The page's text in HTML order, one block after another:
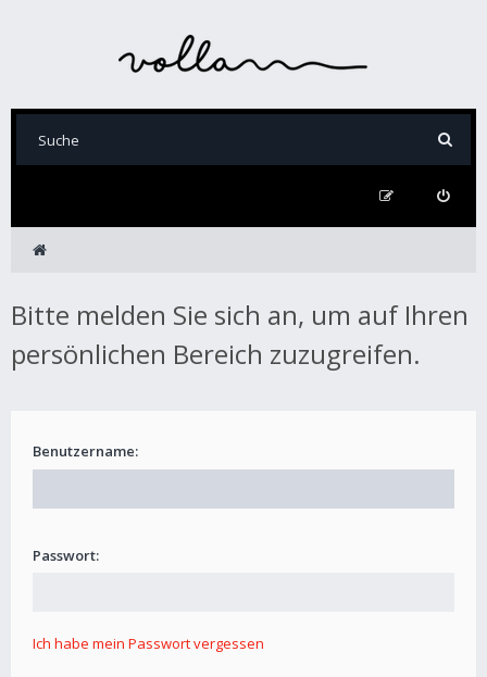
Bitte melden Sie sich an, um auf Ihren
persönlichen Bereich zuzugreifen.
Benutzername:
Passwort:
Ich habe mein Passwort vergessen